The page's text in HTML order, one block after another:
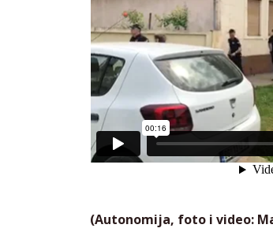
(Autonomija, foto i video: